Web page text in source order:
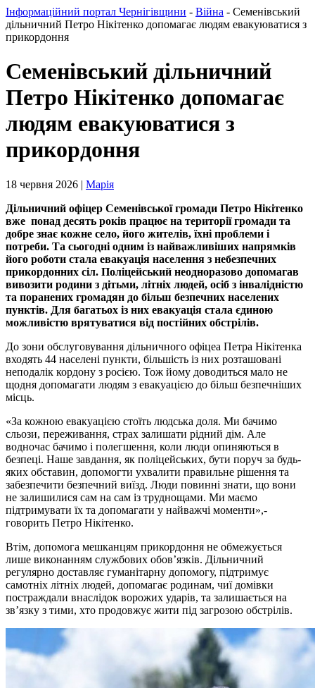
Інформаційний портал Чернігівщини - Війна - Семенівський
дільничний Петро Нікітенко допомагає людям евакуюватися з
прикордоння
Семенівський дільничний
Петро Нікітенко допомагає
людям евакуюватися з
прикордоння
18 червня 2026 | Марія
Дільничний офіцер Семенівської громади Петро Нікітенко
вже понад десять років працює на території громади та
добре знає кожне село, його жителів, їхні проблеми і
потреби. Та сьогодні одним із найважливіших напрямків
його роботи стала евакуація населення з небезпечних
прикордонних сіл. Поліцейський неодноразово допомагав
вивозити родини з дітьми, літніх людей, осіб з інвалідністю
та поранених громадян до більш безпечних населених
пунктів. Для багатьох із них евакуація стала єдиною
можливістю врятуватися від постійних обстрілів.
До зони обслуговування дільничного офіцеа Петра Нікітенка
входять 44 населені пункти, більшість із них розташовані
неподалік кордону з росією. Тож йому доводиться мало не
щодня допомагати людям з евакуацією до більш безпечніших
місць.
«За кожною евакуацією стоїть людська доля. Ми бачимо
сльози, переживання, страх залишати рідний дім. Але
водночас бачимо і полегшення, коли люди опиняються в
безпеці. Наше завдання, як поліцейських, бути поруч за будь-
яких обставин, допомогти ухвалити правильне рішення та
забезпечити безпечний виїзд. Люди повинні знати, що вони
не залишилися сам на сам із труднощами. Ми маємо
підтримувати їх та допомагати у найважчі моменти»,-
говорить Петро Нікітенко.
Втім, допомога мешканцям прикордоння не обмежується
лише виконанням службових обов’язків. Дільничний
регулярно доставляє гуманітарну допомогу, підтримує
самотніх літніх людей, допомагає родинам, чиї домівки
постраждали внаслідок ворожих ударів, та залишається на
зв’язку з тими, хто продовжує жити під загрозою обстрілів.